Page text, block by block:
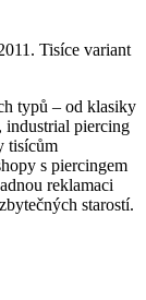
Tisíce variant
typů – od klasiky
industrial piercing
tisícům
s piercingem
reklamaci
starostí.